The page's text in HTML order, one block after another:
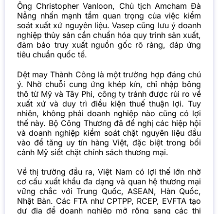
Ông Christopher Vanloon, Chủ tịch Amcham Đà
Nẵng nhấn mạnh tầm quan trọng của việc kiểm
soát xuất xứ nguyên liệu. Vasep cũng lưu ý doanh
nghiệp thủy sản cần chuẩn hóa quy trình sản xuất,
đảm bảo truy xuất nguồn gốc rõ ràng, đáp ứng
tiêu chuẩn quốc tế.
Dệt may Thành Công là một trường hợp đáng chú
ý. Nhờ chuỗi cung ứng khép kín, chỉ nhập bông
thô từ Mỹ và Tây Phi, công ty tránh được rủi ro về
xuất xứ và duy trì điều kiện thuế thuận lợi. Tuy
nhiên, không phải doanh nghiệp nào cũng có lợi
thế này. Bộ Công Thương đã đề nghị các hiệp hội
và doanh nghiệp kiểm soát chặt nguyên liệu đầu
vào để tăng uy tín hàng Việt, đặc biệt trong bối
cảnh Mỹ siết chặt chính sách thương mại.
Về thị trường đầu ra, Việt Nam có lợi thế lớn nhờ
cơ cấu xuất khẩu đa dạng và quan hệ thương mại
vững chắc với Trung Quốc, ASEAN, Hàn Quốc,
Nhật Bản. Các FTA như CPTPP, RCEP, EVFTA tạo
dư địa để doanh nghiệp mở rộng sang các thị